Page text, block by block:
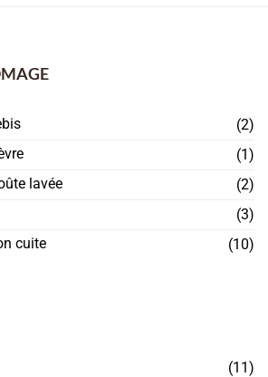
(2)
(1)
lavée
(2)
(3)
cuite
(10)
(11)